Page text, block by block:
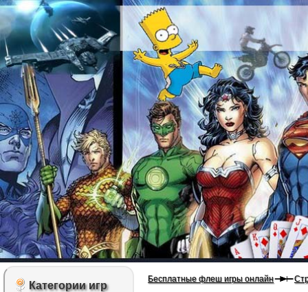
Бесплатные флеш игры онлайн
Категории игр